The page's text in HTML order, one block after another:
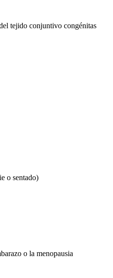
tejido conjuntivo congénitas
o sentado)
o la menopausia